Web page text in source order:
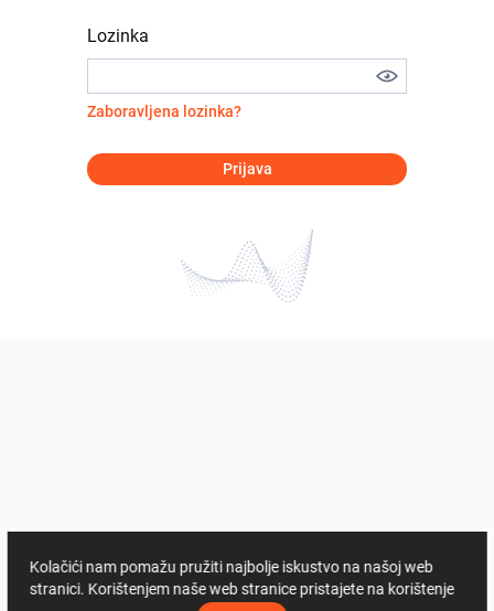
Lozinka
Zaboravljena lozinka?
Prijava
Kolačići nam pomažu pružiti najbolje iskustvo na našoj web
stranici. Korištenjem naše web stranice pristajete na korištenje